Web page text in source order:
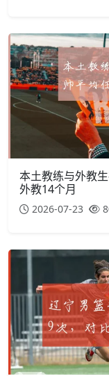
本土教练与外教
外教14个月
2026-07-23